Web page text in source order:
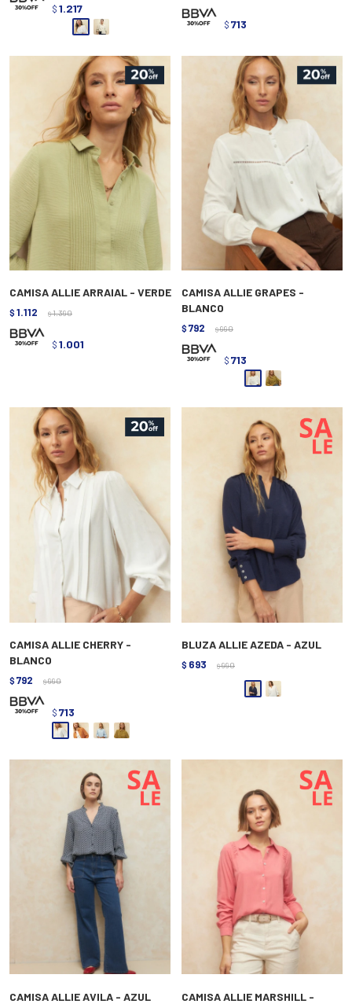
$ 1.217
$ 713
CAMISA ALLIE ARRAIAL - VERDE
$ 1.112 $ 1.390
$ 1.001
CAMISA ALLIE GRAPES -
BLANCO
$ 792 $ 990
$ 713
CAMISA ALLIE CHERRY -
BLANCO
$ 792 $ 990
$ 713
BLUZA ALLIE AZEDA - AZUL
$ 693 $ 990
CAMISA ALLIE AVILA - AZUL CAMISA ALLIE MARSHILL -